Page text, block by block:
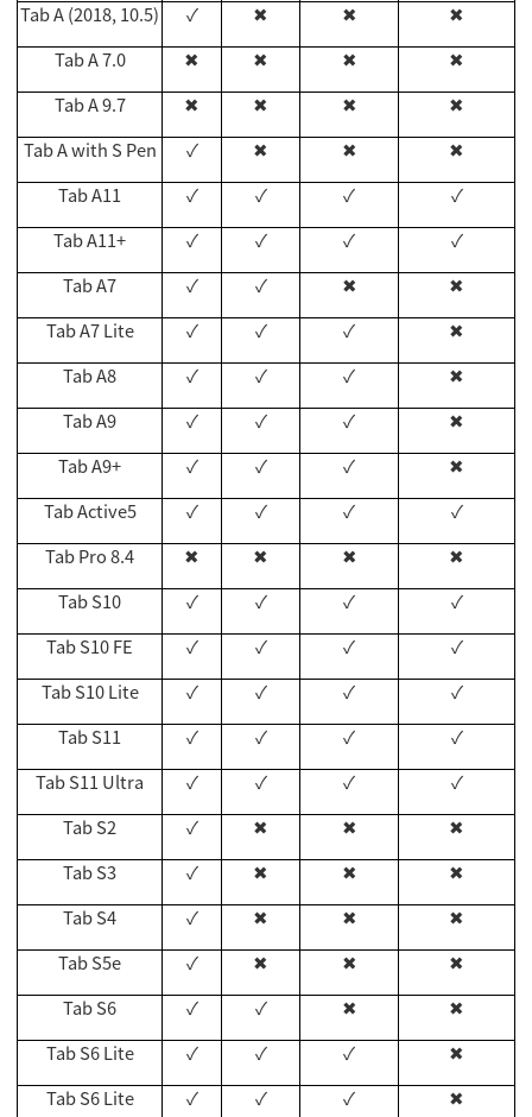
Tab A (2018, 10.5)
✓ ✖ ✖
✖
Tab A 7.0
✖ ✖ ✖
✖
Tab A 9.7
✖ ✖ ✖
✖
Tab A with S Pen
✓ ✖ ✖
✖
Tab A11
✓ ✓ ✓
✓
Tab A11+
✓ ✓ ✓
✓
Tab A7
✓ ✓ ✖
✖
Tab A7 Lite
✓ ✓ ✓
✖
Tab A8
✓ ✓ ✓
✖
Tab A9
✓ ✓ ✓
✖
Tab A9+
✓ ✓ ✓
✖
Tab Active5
✓ ✓ ✓
✓
Tab Pro 8.4
✖ ✖ ✖
✖
Tab S10
✓ ✓ ✓
✓
Tab S10 FE
✓ ✓ ✓
✓
Tab S10 Lite
✓ ✓ ✓
✓
Tab S11
✓ ✓ ✓
✓
Tab S11 Ultra
✓ ✓ ✓
✓
Tab S2
✓ ✖ ✖
✖
Tab S3
✓ ✖ ✖
✖
Tab S4
✓ ✖ ✖
✖
Tab S5e
✓ ✖ ✖
✖
Tab S6
✓ ✓ ✖
✖
Tab S6 Lite
✓ ✓ ✓
✖
Tab S6 Lite
✓ ✓ ✓
✖